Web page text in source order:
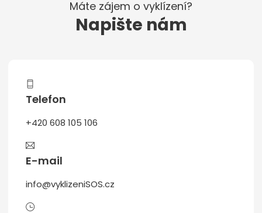
Máte zájem o vyklízení?
Napište nám
Telefon
+420 608 105 106
E-mail
info@vyklizeniSOS.cz